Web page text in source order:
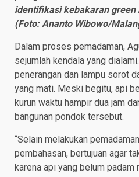
identifikasi kebakaran green
(Foto: Ananto Wibowo/
Dalam proses pemadaman,
sejumlah kendala yang
penerangan dan lampu sorot
yang mati. Meski begitu, api
kurun waktu hampir dua jam
bangunan pondok tersebut.
“Selain melakukan
pembahasan, bertujuan agar
karena api yang belum padam